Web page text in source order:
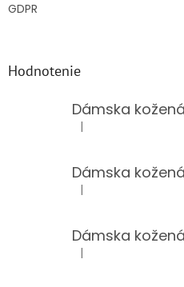
GDPR
Hodnotenie
Hodnotenie
|
Hodnotenie
|
Hodnotenie
|